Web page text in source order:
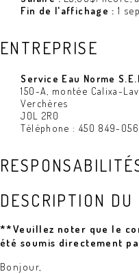
Fin de l'affichage : 1
ENTREPRISE
Service Eau Norme
150-A, montée Calixa-
Verchères
J0L 2R0
Téléphone : 450 849-
DESCRIPTION DU
**Veuillez noter que le
été soumis directement
Bonjour,